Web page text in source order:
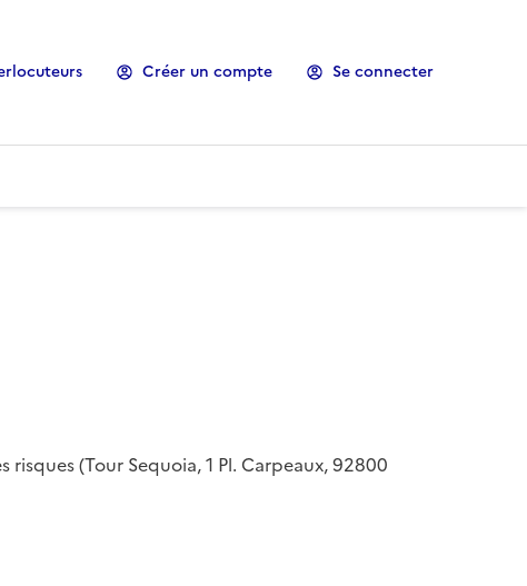
Créer un compte Se connecter
(Tour Sequoia, 1 Pl. Carpeaux, 92800